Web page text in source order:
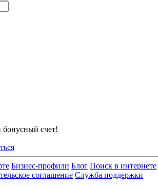
бонусный счет!
Бизнес-профили Блог Поиск в интернете
соглашение Служба поддержки